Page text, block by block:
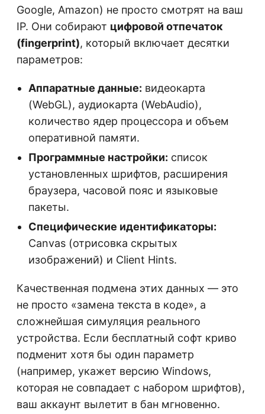
Google, Amazon) не просто смотрят на ваш
IP. Они собирают цифровой отпечаток
(fingerprint), который включает десятки
параметров:
Аппаратные данные: видеокарта
(WebGL), аудиокарта (WebAudio),
количество ядер процессора и объем
оперативной памяти.
Программные настройки: список
установленных шрифтов, расширения
браузера, часовой пояс и языковые
пакеты.
Специфические идентификаторы:
Canvas (отрисовка скрытых
изображений) и Client Hints.
Качественная подмена этих данных — это
не просто «замена текста в коде», а
сложнейшая симуляция реального
устройства. Если бесплатный софт криво
подменит хотя бы один параметр
(например, укажет версию Windows,
которая не совпадает с набором шрифтов),
ваш аккаунт вылетит в бан мгновенно.